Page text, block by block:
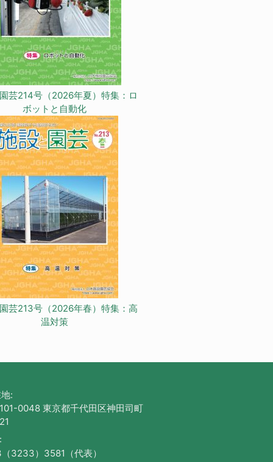
芸214号（2026年夏）特集：ロ
ボットと自動化
芸213号（2026年春）特集：高
温対策
:
0048 東京都千代田区神田司町
3233）3581（代表）